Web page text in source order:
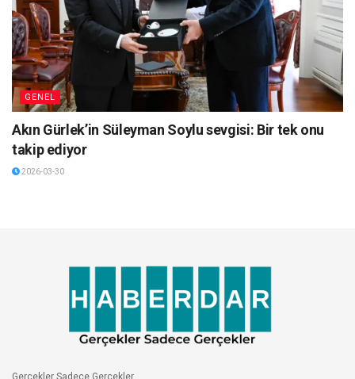
GENEL
Akın Gürlek’in Süleyman Soylu sevgisi: Bir tek onu
takip ediyor
2026-03-30
Gerçekler Sadece Gerçekler